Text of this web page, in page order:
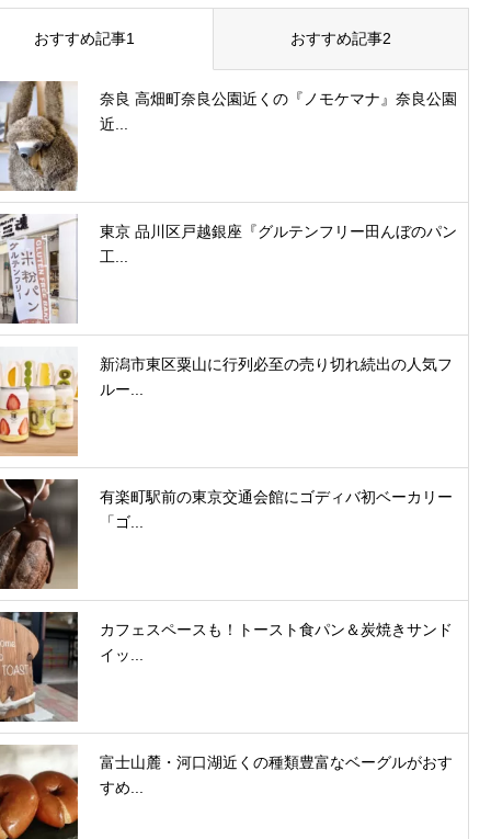
おすすめ記事1 おすすめ記事2
奈良 高畑町奈良公園近くの『ノモケマナ』奈良公園
近...
東京 品川区戸越銀座『グルテンフリー田んぼのパン
工...
新潟市東区粟山に行列必至の売り切れ続出の人気フ
ルー...
有楽町駅前の東京交通会館にゴディバ初ベーカリー
「ゴ...
カフェスペースも！トースト食パン＆炭焼きサンド
イッ...
富士山麓・河口湖近くの種類豊富なベーグルがおす
すめ...